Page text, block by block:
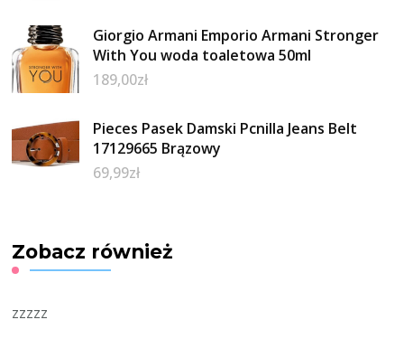
Giorgio Armani Emporio Armani Stronger
With You woda toaletowa 50ml
189,00zł
Pieces Pasek Damski Pcnilla Jeans Belt
17129665 Brązowy
69,99zł
Zobacz również
zzzzz